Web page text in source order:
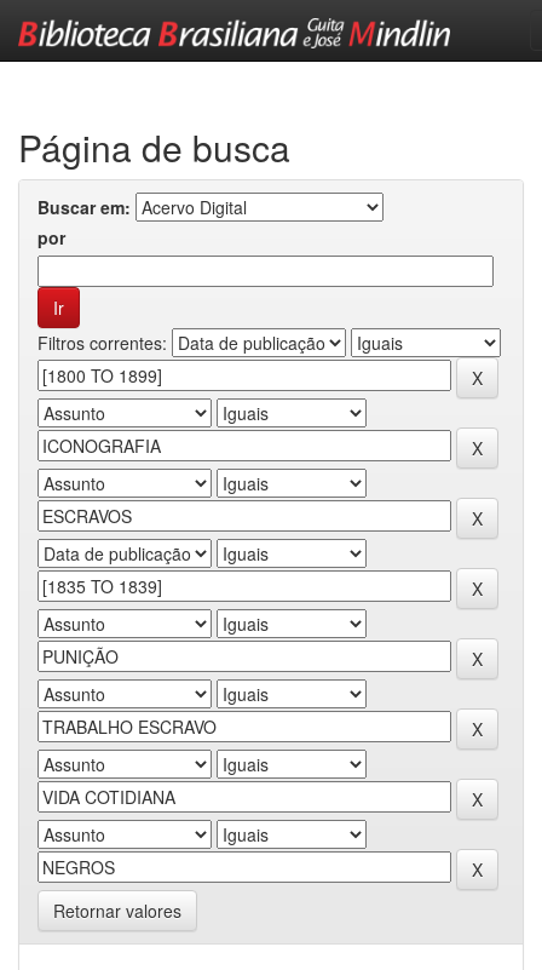
Página de busca
Buscar em:
por
Filtros correntes:
Retornar valores